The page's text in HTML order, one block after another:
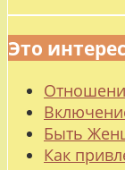
Это
Быть
Как